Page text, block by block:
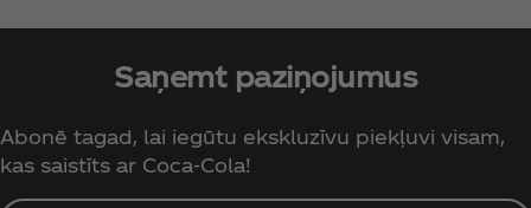
Saņemt paziņojumus
Abonē tagad, lai iegūtu ekskluzīvu piekļuvi visam,
kas saistīts ar Coca‑Cola!